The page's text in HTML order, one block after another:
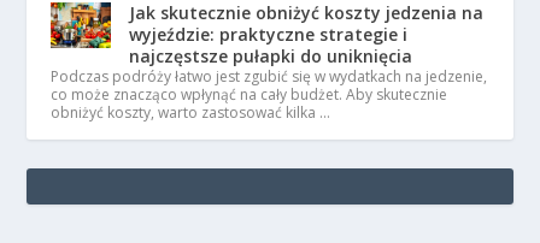
Jak skutecznie obniżyć koszty jedzenia na
wyjeździe: praktyczne strategie i
najczęstsze pułapki do uniknięcia
Podczas podróży łatwo jest zgubić się w wydatkach na jedzenie,
co może znacząco wpłynąć na cały budżet. Aby skutecznie
obniżyć koszty, warto zastosować kilka …